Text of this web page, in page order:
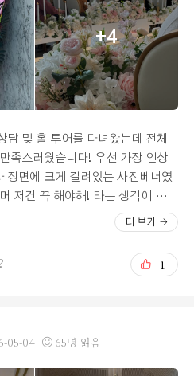
보다는 저희 손님들에게만 온전히
했는데, 오펠리스는 단독홀로 운
유로운 예식 진행이 가능하다는 점
내부의 층고가 높고, 샹들리에를
이 굉장히 세련되고 고급스러워서
쁘게 나올 것 같습니다. 버진로드
껏 연출할 수 있을 것으로 기대됩
과 퀄리티 역시 매우 중요한 고려
스의 연회장은 22층 고층에 위치
한눈에 내려다보이는 탁 트인 뷰를
답답한 일반적인 연회장들과는 확
이 훌륭했습니다. 식사 또한 뷔페
고 신선도 등 퀄리티가 높다는 호
도 계약을 최종 결심하는 데 큰 역
+4
담 및 홀 투어를 다녀왔는데 전체
족스러웠습니다! 우선 가장 인상
정면에 크게 걸려있는 사진베너였
저건 꼭 해야해! 라는 생각이 들었
보였던거 같습니다. 그리고 무엇
히 좋았습니다. 층고도 높아 답답
는 장점과, 연회장 동선이 좋아 하
식과 천장 구조가 조화를 잘 이루
촬영 시에도 정말 예쁘게 나올 것
더 보기
1
05-04 65명 읽음